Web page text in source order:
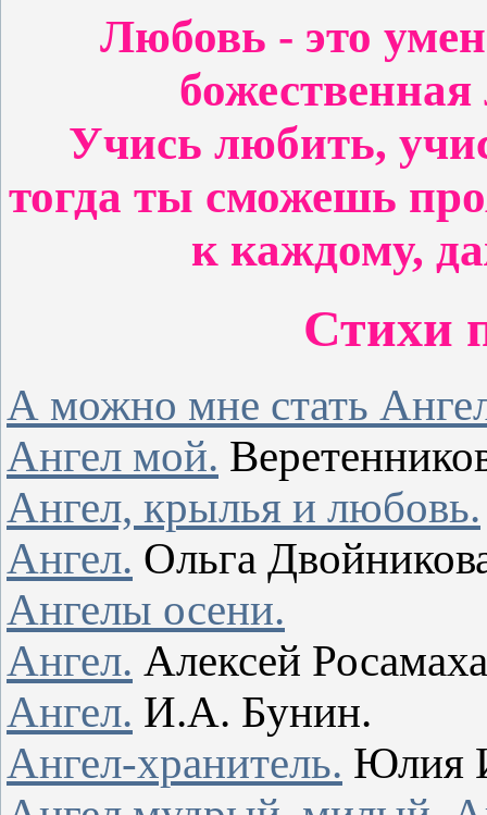
Любовь - это
Учись любить,
тогда ты сможешь
к каждому,
Стихи
А можно мне стать
Ангел мой.
Ангел, крылья и любовь.
Ангел. Ольга
Ангелы осени.
Ангел. Алексей
Ангел. И.А. Бунин.
Ангел-хранитель. Юлия